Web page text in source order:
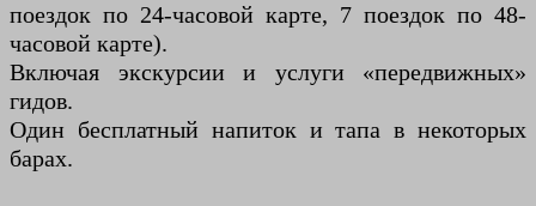
поездок по 24-часовой карте, 7 поездок по 48-
часовой карте).
Включая экскурсии и услуги «передвижных»
гидов.
Один бесплатный напиток и тапа в некоторых
барах.